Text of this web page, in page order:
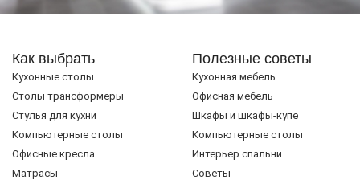
Как выбрать
Кухонные столы
Cтолы трансформеры
Стулья для кухни
Компьютерные столы
Офисные кресла
Матрасы
Полезные советы
Кухонная мебель
Офисная мебель
Шкафы и шкафы-купе
Компьютерные столы
Интерьер спальни
Советы